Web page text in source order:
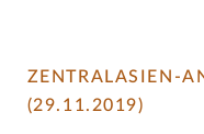
ZENTRALASIEN-
(29.11.2019)